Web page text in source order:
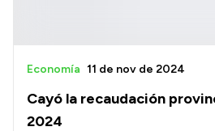
Cayó la recaudación
2024
Economía 11 de nov de 2024